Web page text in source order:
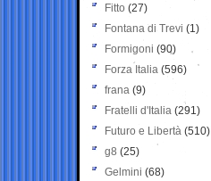
Fitto (27)
Fontana di Trevi (1)
Formigoni (90)
Forza Italia (596)
frana (9)
Fratelli d'Italia (291)
Futuro e Libertà (510)
g8 (25)
Gelmini (68)